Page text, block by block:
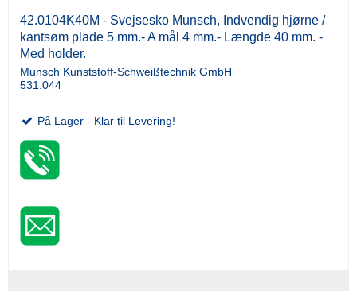
42.0104K40M - Svejsesko Munsch, Indvendig hjørne /
kantsøm plade 5 mm.- A mål 4 mm.- Længde 40 mm. -
Med holder.
Munsch Kunststoff-Schweißtechnik GmbH
531.044
På Lager - Klar til Levering!